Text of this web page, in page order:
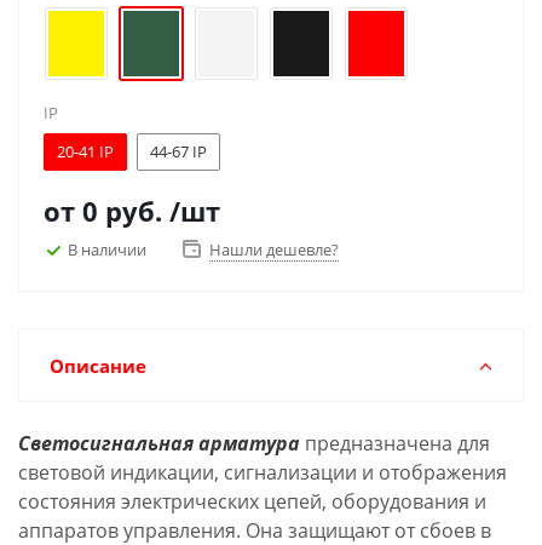
IP
20-41 IP
44-67 IP
от 0 руб. /шт
В наличии Нашли дешевле?
Описание
Светосигнальная арматура предназначена для
световой индикации, сигнализации и отображения
состояния электрических цепей, оборудования и
аппаратов управления. Она защищают от сбоев в